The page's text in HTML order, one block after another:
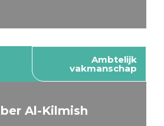
Ambtelijk
vakmanschap
Al-Kilmish